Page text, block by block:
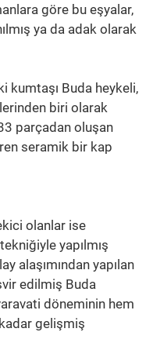
göre bu eşyalar,
ya da adak olarak
kumtaşı Buda heykeli,
biri olarak
parçadan oluşan
seramik bir kap
olanlar ise
yapılmış
alaşımından yapılan
edilmiş Buda
döneminin hem
gelişmiş